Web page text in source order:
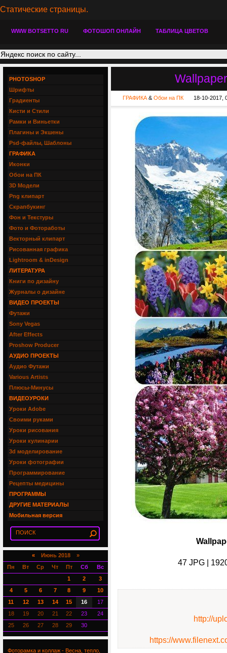
Статические страницы.
WWW BOTSETTO RU ФОТОШОП ОНЛАЙН ТАБЛИЦА ЦВЕТОВ
ГРАФИКА & Обои на ПК 18-10-2017,
47 JPG |
http://
https://
PHOTOSHOP
Шрифты
Градиенты
Кисти и Стили
Рамки и Виньетки
Плагины и Экшены
Psd-файлы, Шаблоны
ГРАФИКА
Иконки
Обои на ПК
3D Модели
Png клипарт
Скрапбукинг
Фон и Текстуры
Фото и Фотоработы
Векторный клипарт
Рисованная графика
Lightroom & inDesign
ЛИТЕРАТУРА
Книги по дизайну
Журналы о дизайне
ВИДЕО ПРОЕКТЫ
Футажи
Sony Vegas
After Effects
Proshow Producer
АУДИО ПРОЕКТЫ
Аудио Футажи
Various Artists
Плюсы-Минусы
ВИДЕОУРОКИ
Уроки Adobe
Своими руками
Уроки рисования
Уроки кулинарии
3d моделирование
Уроки фотографии
Программирование
Рецепты медицины
ПРОГРАММЫ
ДРУГИЕ МАТЕРИАЛЫ
Мобильная версия
«Июнь 2018 »
Пн
Вт Ср Чт Пт Сб
Вс
1
2
3
4
5 6 7 8 9
10
11
12 13 14 15 16
17
18
19 20 21 22 23
24
25
26 27 28 29 30
Фоторамка и коллаж - Весна, тепло,